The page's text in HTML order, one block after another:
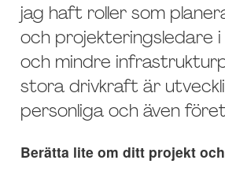
jag haft roller som
och projekteringsledare
och mindre
stora drivkraft är
personliga och även
Berätta lite om ditt projekt